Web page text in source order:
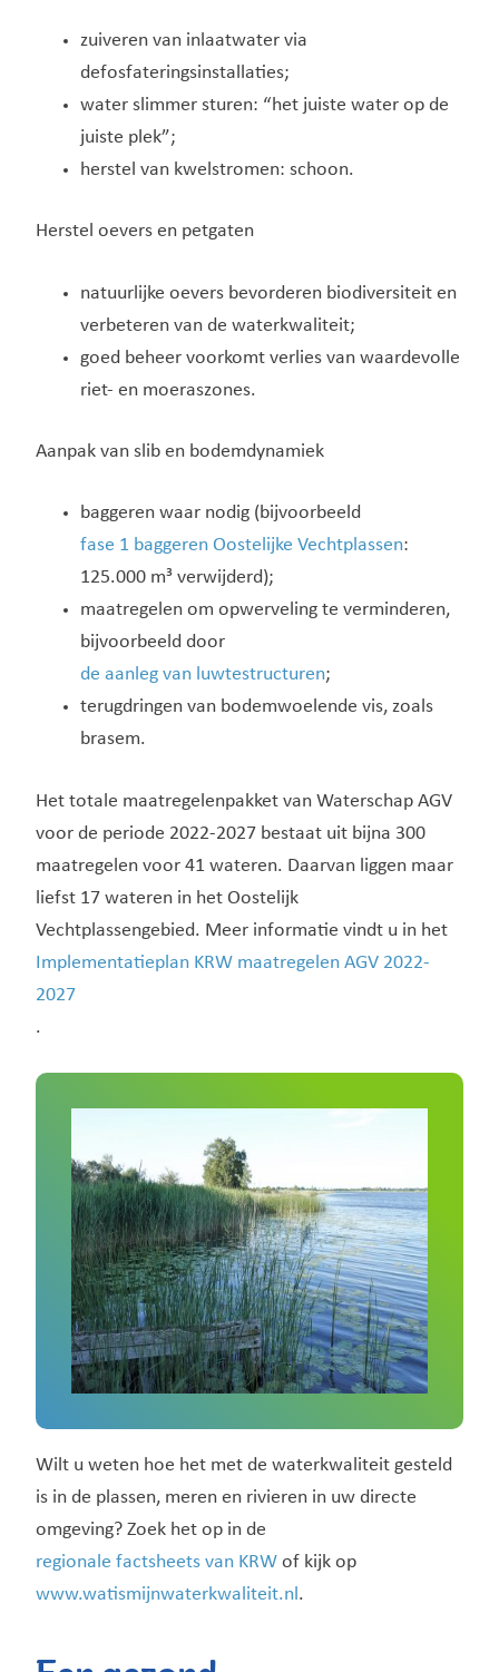
zuiveren van inlaatwater via
defosfateringsinstallaties;
water slimmer sturen: “het juiste water op de
juiste plek”;
herstel van kwelstromen: schoon.
Herstel oevers en petgaten
natuurlijke oevers bevorderen biodiversiteit en
verbeteren van de waterkwaliteit;
goed beheer voorkomt verlies van waardevolle
riet- en moeraszones.
Aanpak van slib en bodemdynamiek
baggeren waar nodig (bijvoorbeeld
fase 1 baggeren Oostelijke Vechtplassen:
125.000 m³ verwijderd);
maatregelen om opwerveling te verminderen,
bijvoorbeeld door
de aanleg van luwtestructuren;
terugdringen van bodemwoelende vis, zoals
brasem.
Het totale maatregelenpakket van Waterschap AGV
voor de periode 2022-2027 bestaat uit bijna 300
maatregelen voor 41 wateren. Daarvan liggen maar
liefst 17 wateren in het Oostelijk
Vechtplassengebied. Meer informatie vindt u in het
Implementatieplan KRW maatregelen AGV 2022-
2027
.
Wilt u weten hoe het met de waterkwaliteit gesteld
is in de plassen, meren en rivieren in uw directe
omgeving? Zoek het op in de
regionale factsheets van KRW of kijk op
www.watismijnwaterkwaliteit.nl .